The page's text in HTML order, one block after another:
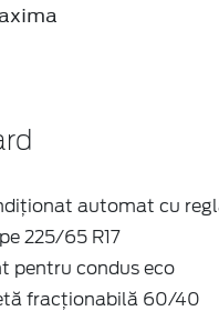
automat cu
225/65 R17
pentru condus eco
fracționabilă 60/40